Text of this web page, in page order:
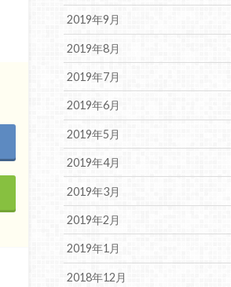
2019年9月
2019年8月
2019年7月
2019年6月
2019年5月
2019年4月
2019年3月
2019年2月
2019年1月
2018年12月